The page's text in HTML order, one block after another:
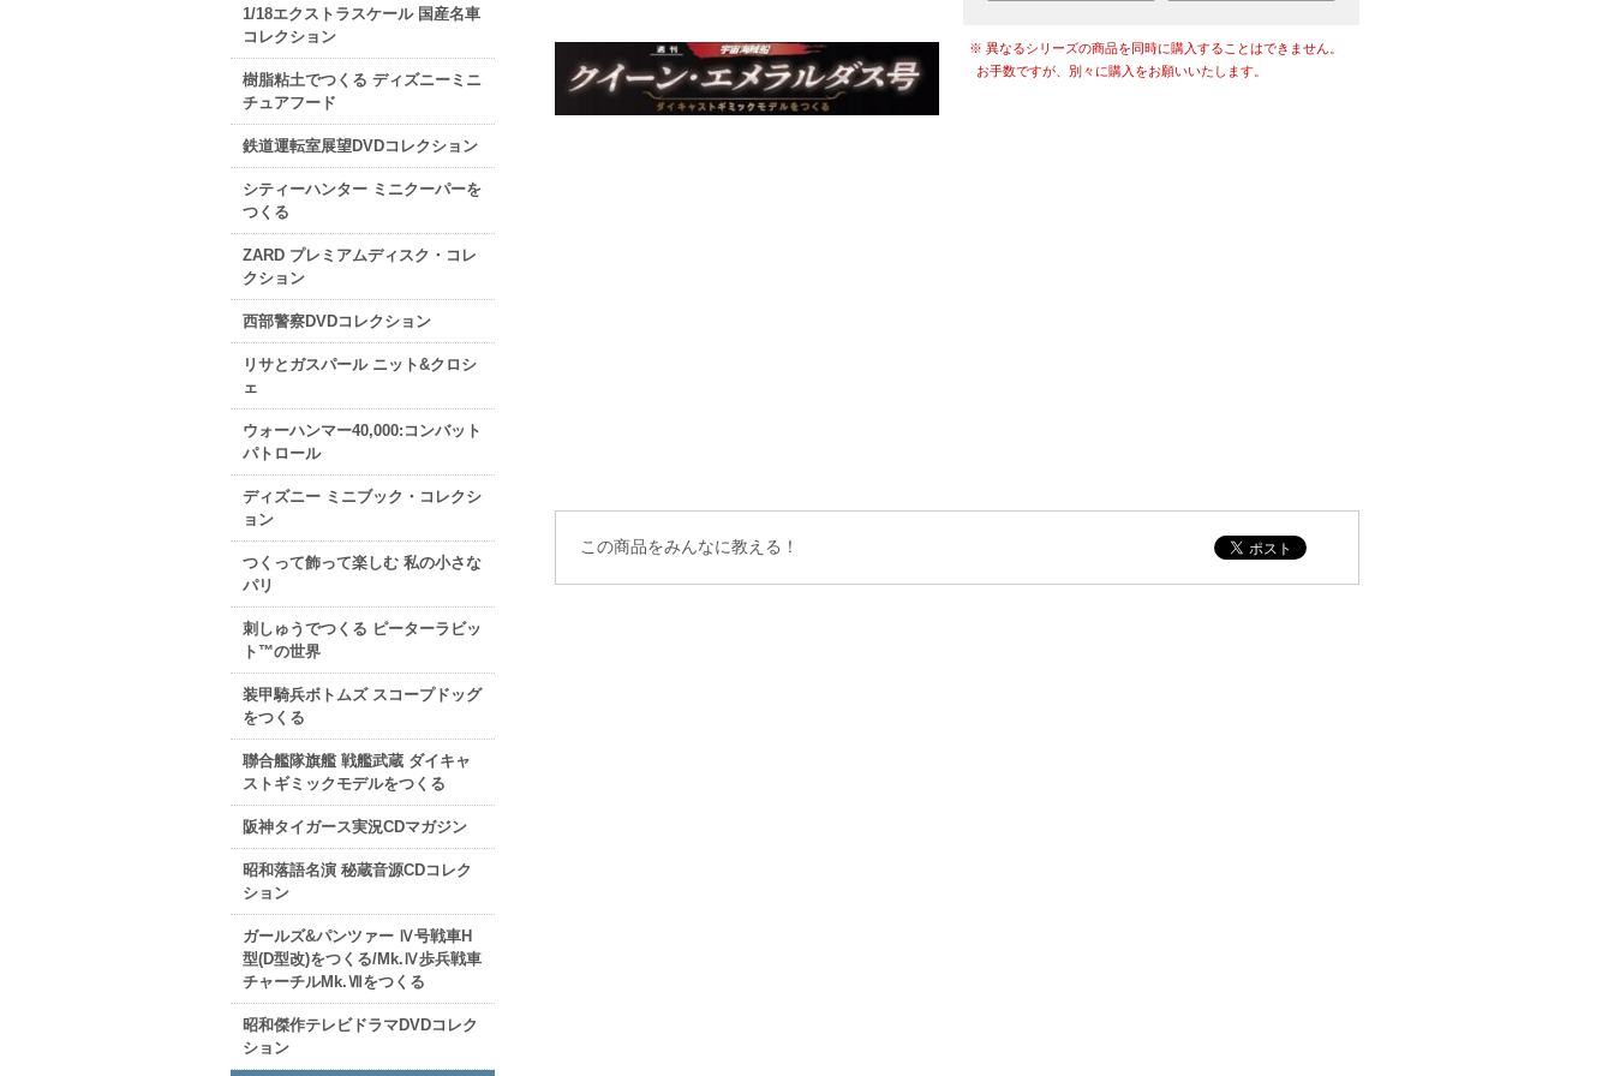
1/18エクストラスケール 国産名車
コレクション
樹脂粘土でつくる ディズニーミニ
チュアフード
鉄道運転室展望DVDコレクション
シティーハンター ミニクーパーを
つくる
ZARD プレミアムディスク・コレ
クション
西部警察DVDコレクション
リサとガスパール ニット&クロシ
ェ
ウォーハンマー40,000:コンバット
パトロール
ディズニー ミニブック・コレクシ
ョン
つくって飾って楽しむ 私の小さな
パリ
刺しゅうでつくる ピーターラビッ
ト™の世界
装甲騎兵ボトムズ スコープドッグ
をつくる
聯合艦隊旗艦 戦艦武蔵 ダイキャ
ストギミックモデルをつくる
阪神タイガース実況CDマガジン
昭和落語名演 秘蔵音源CDコレク
ション
ガールズ&パンツァー Ⅳ号戦車H
型(D型改)をつくる/Mk.Ⅳ歩兵戦車
チャーチルMk.Ⅶをつくる
昭和傑作テレビドラマDVDコレク
ション
※ 異なるシリーズの商品を同時に購入することはできません。
お手数ですが、別々に購入をお願いいたします。
この商品をみんなに教える！